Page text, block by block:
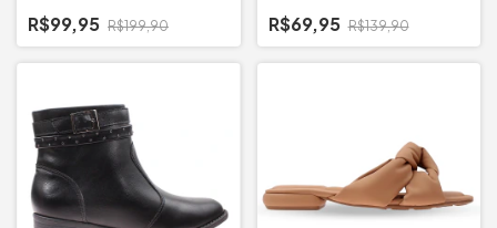
R$99,95 R$199,90 R$69,95 R$139,90